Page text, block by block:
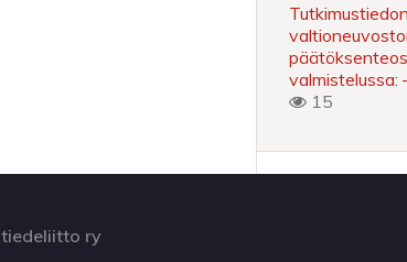
valmistelussa:
15
tiedeliitto ry